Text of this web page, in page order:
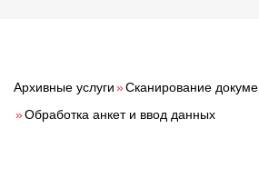
Расчет
Архивные услуги»Сканирование
»Обработка анкет и ввод данных